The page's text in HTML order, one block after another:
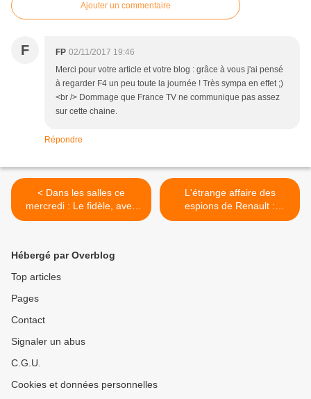
Ajouter un commentaire
F FP 02/11/2017 19:46
Merci pour votre article et votre blog : grâce à vous j'ai pensé
à regarder F4 un peu toute la journée ! Très sympa en effet ;)
<br /> Dommage que France TV ne communique pas assez
sur cette chaine.
Répondre
< Dans les salles ce
mercredi : Le fidèle, avec
Adèle Exarchopoulos et
L'étrange affaire des
espions de Renault :
document ce 1er novembre
Hébergé par Overblog
Top articles
Pages
Contact
Signaler un abus
C.G.U.
Cookies et données personnelles